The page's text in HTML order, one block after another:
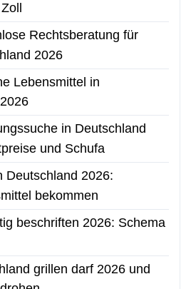
Rechtsberatung für
2026
Lebensmittel in
in Deutschland
und Schufa
Deutschland 2026:
bekommen
beschriften 2026: Schema
grillen darf 2026 und